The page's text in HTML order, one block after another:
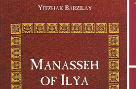
יצחק ברזילי